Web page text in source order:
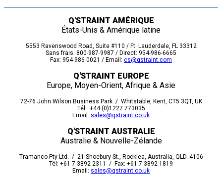
Q'STRAINT AMÉRIQUE
États-Unis & Amérique latine
5553 Ravenswood Road, Suite #110 / Ft. Lauderdale, FL 33312
Sans frais: 800-987-9987 / Direct: 954-986-6665
Fax: 954-986-0021 / Email: cs@qstraint.com
Q'STRAINT EUROPE
Europe, Moyen-Orient, Afrique & Asie
72-76 John Wilson Business Park / Whitstable, Kent, CT5 3QT, UK
Tél: +44 (0)1227 773035
Email: sales@qstraint.co.uk
Q'STRAINT AUSTRALIE
Australie & Nouvelle-Zélande
Tramanco Pty Ltd. / 21 Shoebury St., Rocklea, Australia, QLD. 4106
Tél: +61 7 3892 2311 / Fax: +61 7 3892 1819
Email: sales@qstraint.co.uk